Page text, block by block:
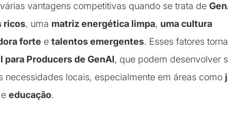
vantagens competitivas quando se trata de
ricos, uma matriz energética limpa, uma cultura
forte e talentos emergentes. Esses fatores
Producers de GenAI, que podem desenvolver
necessidades locais, especialmente em áreas como
educação.